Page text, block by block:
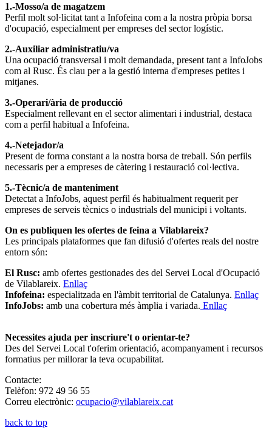
1.-Mosso/a de magatzem
Perfil molt sol·licitat tant a Infofeina com a la nostra pròpia borsa
d'ocupació, especialment per empreses del sector logístic.
2.-Auxiliar administratiu/va
Una ocupació transversal i molt demandada, present tant a InfoJobs
com al Rusc. És clau per a la gestió interna d'empreses petites i
mitjanes.
3.-Operari/ària de producció
Especialment rellevant en el sector alimentari i industrial, destaca
com a perfil habitual a Infofeina.
4.-Netejador/a
Present de forma constant a la nostra borsa de treball. Són perfils
necessaris per a empreses de càtering i restauració col·lectiva.
5.-Tècnic/a de manteniment
Detectat a InfoJobs, aquest perfil és habitualment requerit per
empreses de serveis tècnics o industrials del municipi i voltants.
On es publiquen les ofertes de feina a Vilablareix?
Les principals plataformes que fan difusió d'ofertes reals del nostre
entorn són:
El Rusc: amb ofertes gestionades des del Servei Local d'Ocupació
de Vilablareix. Enllaç
Infofeina: especialitzada en l'àmbit territorial de Catalunya. Enllaç
InfoJobs: amb una cobertura més àmplia i variada. Enllaç
Necessites ajuda per inscriure't o orientar-te?
Des del Servei Local t'oferim orientació, acompanyament i recursos
formatius per millorar la teva ocupabilitat.
Contacte:
Telèfon: 972 49 56 55
Correu electrònic: ocupacio@vilablareix.cat
back to top